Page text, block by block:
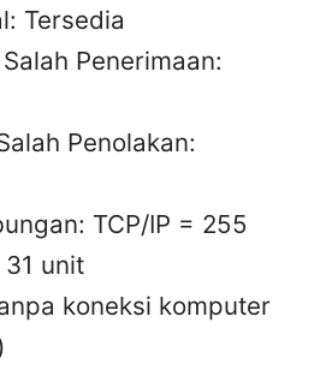
Tersedia
Penerimaan:
Penolakan:
TCP/IP = 255
unit
koneksi komputer